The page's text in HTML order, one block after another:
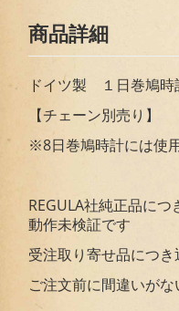
商品詳細
ドイツ製 １日巻鳩
【チェーン別売り】
※8日巻鳩時計には使
REGULA社純正品に
動作未検証です
受注取り寄せ品につ
ご注文前に間違いが